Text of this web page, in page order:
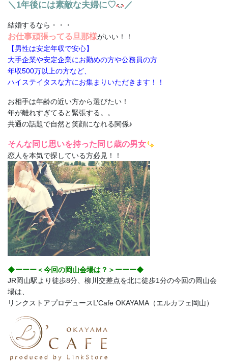
＼1年後には素敵な夫婦に♡ ／
結婚するなら・・・
お仕事頑張ってる旦那様がいい！！
【男性は安定年収で安心】
大手企業や安定企業にお勤めの方や公務員の方
年収500万以上の方など、
ハイステイタスな方にお集まりいただきます！！
お相手は年齢の近い方から選びたい！
年が離れすぎてると緊張する。。
共通の話題で自然と笑顔になれる関係♪
そんな同じ思いを持った同じ歳の男女
恋人を本気で探している方必見！！
◆ーーー＜今回の岡山会場は？＞ーーー◆
JR岡山駅より徒歩8分、柳川交差点を北に徒歩1分の今回の岡山会
場は、
リンクストアプロデュースL’Cafe OKAYAMA（エルカフェ岡山）